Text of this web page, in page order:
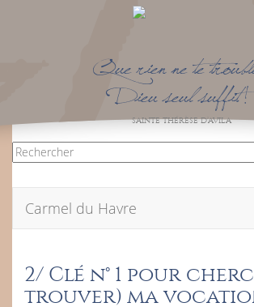
Que rien ne te
Dieu seul suffit !
SAINTE THÉRÈSE D’AVILA
Carmel du Havre
2/ Clé n° 1 pour
trouver) ma